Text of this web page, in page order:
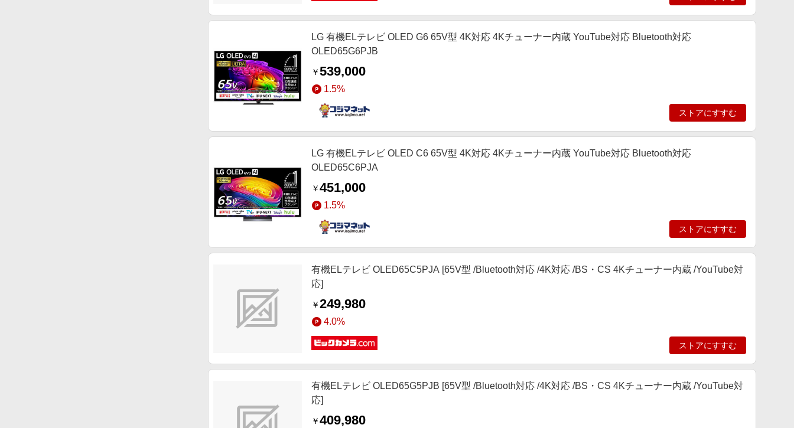
LG 有機ELテレビ OLED G6 65V型 4K対応 4Kチューナー内蔵 YouTube対応 Bluetooth対応
OLED65G6PJB
￥539,000
1.5%
ストアにすすむ
LG 有機ELテレビ OLED C6 65V型 4K対応 4Kチューナー内蔵 YouTube対応 Bluetooth対応
OLED65C6PJA
￥451,000
1.5%
ストアにすすむ
有機ELテレビ OLED65C5PJA [65V型 /Bluetooth対応 /4K対応 /BS・CS 4Kチューナー内蔵 /YouTube対
応]
￥249,980
4.0%
ストアにすすむ
有機ELテレビ OLED65G5PJB [65V型 /Bluetooth対応 /4K対応 /BS・CS 4Kチューナー内蔵 /YouTube対
応]
￥409,980